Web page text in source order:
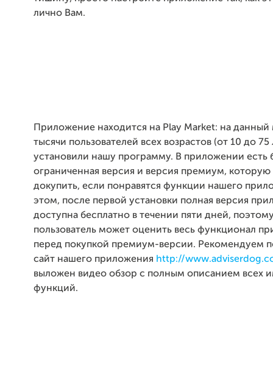
лично Вам.
Приложение находится на Play Market: на
тысячи пользователей всех возрастов (от 10 до 75
установили нашу программу. В приложении есть
ограниченная версия и версия премиум,
докупить, если понравятся функции нашего
этом, после первой установки полная версия
доступна бесплатно в течении пяти дней,
пользователь может оценить весь функционал
перед покупкой премиум-версии. Рекомендуем
сайт нашего приложения http://
выложен видео обзор с полным описанием всех
функций.